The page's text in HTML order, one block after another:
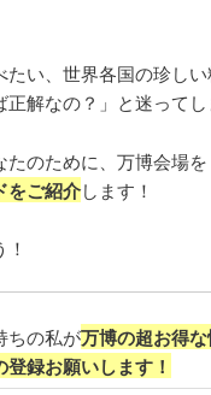
い、世界各国の珍し
解なの？」と迷ってし
のために、万博会場を
をご紹介します！
ちの私が万博の超お得
録お願いします！